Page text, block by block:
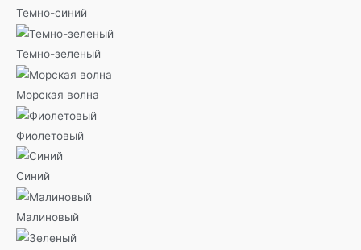
Темно-синий
Темно-зеленый
Морская волна
Фиолетовый
Синий
Малиновый